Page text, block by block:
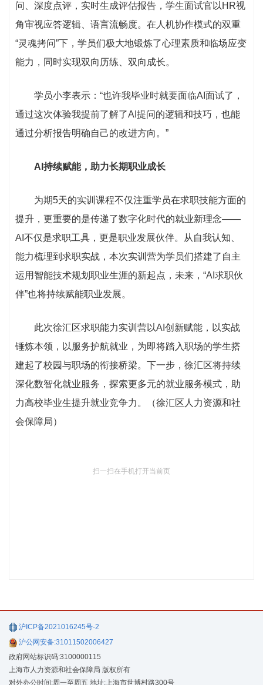
问、深度点评，实时生成评估报告，学生面试官以HR视
角审视应答逻辑、语言流畅度。在人机协作模式的双重
“灵魂拷问”下，学员们极大地锻炼了心理素质和临场应变
能力，同时实现双向历练、双向成长。
学员小李表示：“也许我毕业时就要面临AI面试了，
通过这次体验我提前了解了AI提问的逻辑和技巧，也能
通过分析报告明确自己的改进方向。”
AI持续赋能，助力长期职业成长
为期5天的实训课程不仅注重学员在求职技能方面的
提升，更重要的是传递了数字化时代的就业新理念——
AI不仅是求职工具，更是职业发展伙伴。从自我认知、
能力梳理到求职实战，本次实训营为学员们搭建了自主
运用智能技术规划职业生涯的新起点，未来，“AI求职伙
伴”也将持续赋能职业发展。
此次徐汇区求职能力实训营以AI创新赋能，以实战
锤炼本领，以服务护航就业，为即将踏入职场的学生搭
建起了校园与职场的衔接桥梁。下一步，徐汇区将持续
深化数智化就业服务，探索更多元的就业服务模式，助
力高校毕业生提升就业竞争力。（徐汇区人力资源和社
会保障局）
扫一扫在手机打开当前页
沪ICP备2021016245号-2
沪公网安备:31011502006427
政府网站标识码:3100000115
上海市人力资源和社会保障局 版权所有
对外办公时间:周一至周五 地址:上海市世博村路300号